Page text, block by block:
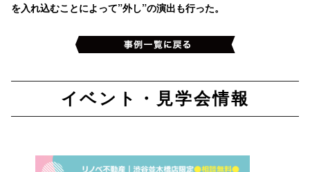
を入れ込むことによって”外し”の演出も行った。
イベント・見学会情報